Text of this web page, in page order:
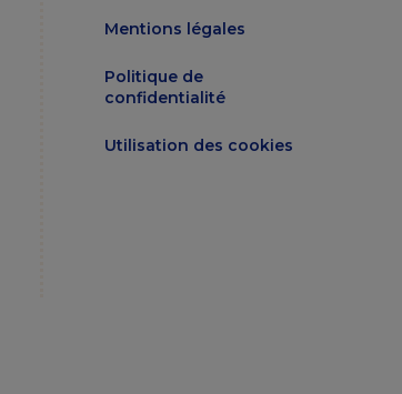
Mentions légales
Politique de
confidentialité
Utilisation des cookies